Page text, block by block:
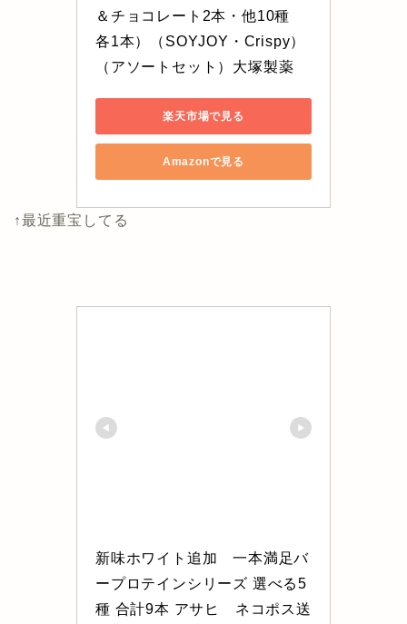
＆チョコレート2本・他10種
各1本）（SOYJOY・Crispy）
（アソートセット）大塚製薬
楽天市場で見る
Amazonで見る
↑最近重宝してる
新味ホワイト追加　一本満足バ
ープロテインシリーズ 選べる5
種 合計9本 アサヒ　ネコポス送